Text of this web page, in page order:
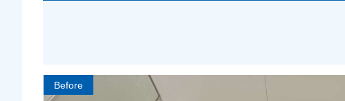
Before